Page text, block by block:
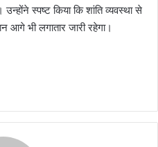
स्पष्ट किया कि शांति व्यवस्था से
आगे भी लगातार जारी रहेगा।